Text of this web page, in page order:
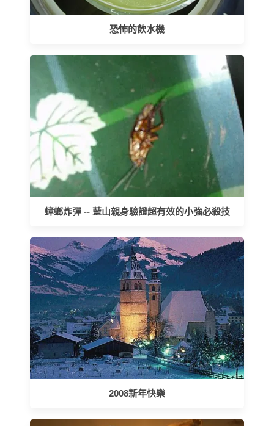
恐怖的飲水機
蟑螂炸彈 -- 藍山親身驗證超有效的小強必殺技
2008新年快樂